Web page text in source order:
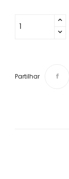
Partilhar